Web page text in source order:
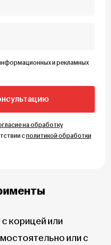
и рекламных
на обработку
сполитикой обработки
корицей или
или с